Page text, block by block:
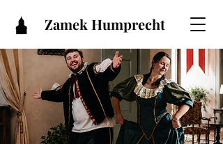
Zamek Humprecht